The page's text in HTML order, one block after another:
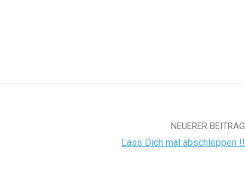
NEUERER BEITRAG
Lass Dich mal abschleppen !!